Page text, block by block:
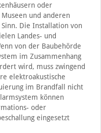
oder
und anderen
Die Installation von
Landes- und
von der Baubehörde
im Zusammenhang
wird, muss zwingend
elektroakustische
im Brandfall nicht
können
oder
eingesetzt